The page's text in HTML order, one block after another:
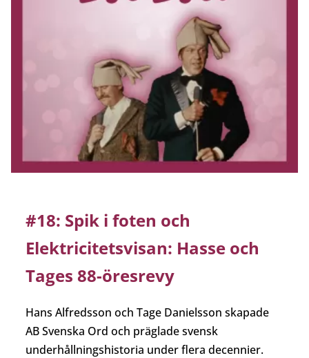
#18: Spik i foten och
Elektricitetsvisan: Hasse och
Tages 88-öresrevy
Hans Alfredsson och Tage Danielsson skapade
AB Svenska Ord och präglade svensk
underhållningshistoria under flera decennier.